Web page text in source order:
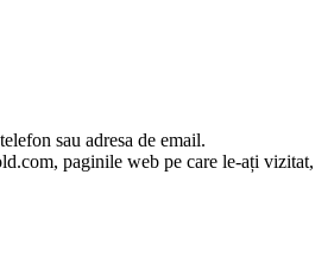
sau adresa de email.
paginile web pe care le-ați vizitat,